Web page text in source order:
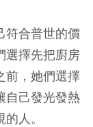
符合普世的價
選擇先把廚房
前，她們選擇
自己發光發熱
人。